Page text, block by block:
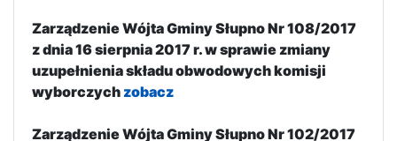
Zarządzenie Wójta Gminy Słupno Nr 108/2017
z dnia 16 sierpnia 2017 r. w sprawie zmiany
uzupełnienia składu obwodowych komisji
wyborczychzobacz
Zarządzenie Wójta Gminy Słupno Nr 102/2017